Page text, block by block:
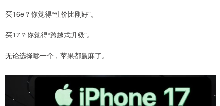
买16e？你觉得“性价比刚好”。
买17？你觉得“跨越式升级”。
无论选择哪一个，苹果都赢麻了。